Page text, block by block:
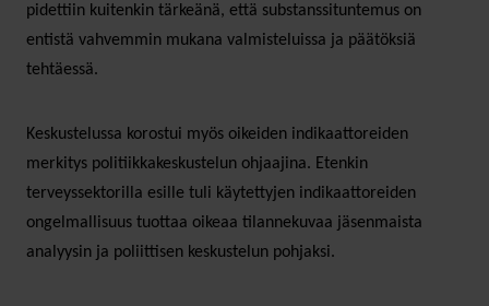
pidettiin kuitenkin tärkeänä, että substanssituntemus on
entistä vahvemmin mukana valmisteluissa ja päätöksiä
tehtäessä.
Keskustelussa korostui myös oikeiden indikaattoreiden
merkitys politiikkakeskustelun ohjaajina. Etenkin
terveyssektorilla esille tuli käytettyjen indikaattoreiden
ongelmallisuus tuottaa oikeaa tilannekuvaa jäsenmaista
analyysin ja poliittisen keskustelun pohjaksi.